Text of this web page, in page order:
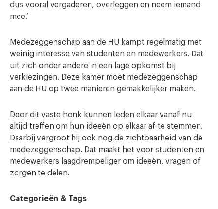
dus vooral vergaderen, overleggen en neem iemand
mee.’
Medezeggenschap aan de HU kampt regelmatig met
weinig interesse van studenten en medewerkers. Dat
uit zich onder andere in een lage opkomst bij
verkiezingen. Deze kamer moet medezeggenschap
aan de HU op twee manieren gemakkelijker maken.
Door dit vaste honk kunnen leden elkaar vanaf nu
altijd treffen om hun ideeën op elkaar af te stemmen.
Daarbij vergroot hij ook nog de zichtbaarheid van de
medezeggenschap. Dat maakt het voor studenten en
medewerkers laagdrempeliger om ideeën, vragen of
zorgen te delen.
Categorieën & Tags